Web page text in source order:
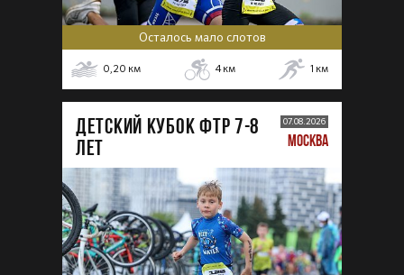
Осталось мало слотов
0,20 км 4км 1 км
ДЕТСКИЙ КУБОК ФТР 7-8
лет
07.08.2026
МОСКВА